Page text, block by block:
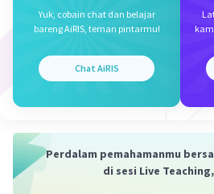
Yuk, cobain chat dan belajar
bareng AiRIS, teman pintarmu!
Chat AiRIS
Perdalam pemahamanmu
di sesi Live Teaching,